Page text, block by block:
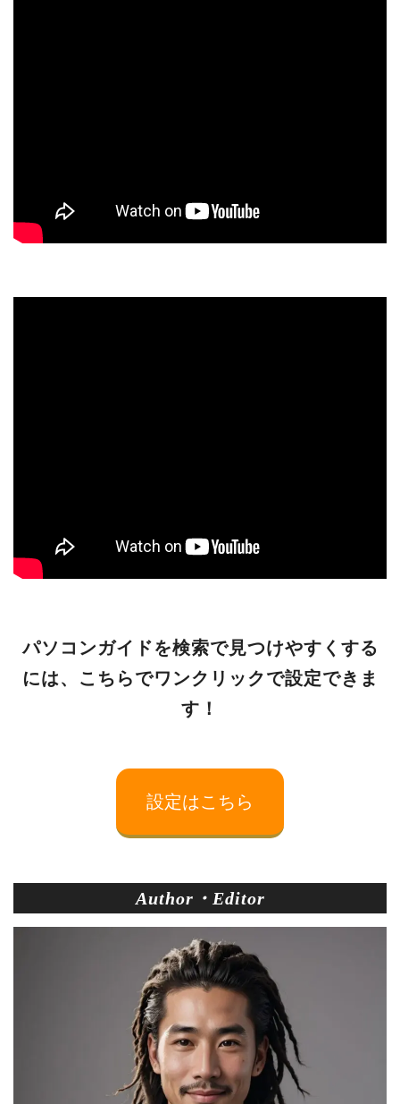
パソコンガイドを検索で見つけやすくする
には、こちらでワンクリックで設定できま
す！
設定はこちら
Author・Editor